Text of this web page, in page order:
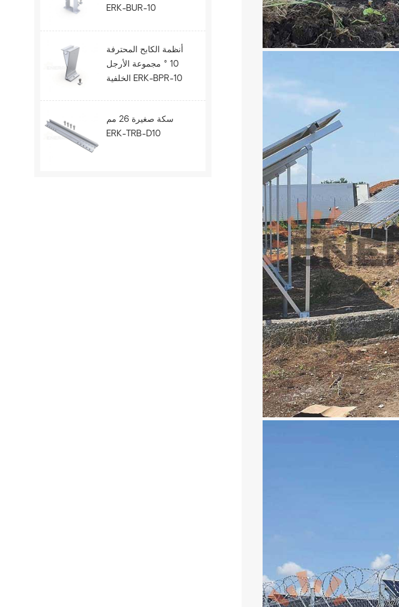
ERK-BUR-10
أنظمة الكابح المحترفة
10 ° مجموعة الأرجل
الخلفية ERK-BPR-10
سكة صغيرة 26 مم
ERK-TRB-D10